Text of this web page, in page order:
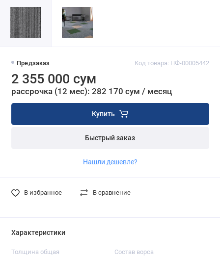
Предзаказ Код товара: НФ-00005442
2 355 000 сум
рассрочка (12 мес): 282 170 сум / месяц
Купить
Быстрый заказ
Нашли дешевле?
В избранное В сравнение
Характеристики
Толщина общая Состав ворса